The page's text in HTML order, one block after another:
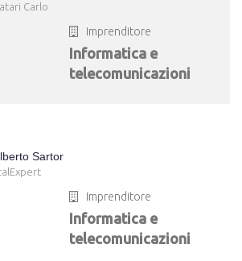
Carlo
Imprenditore
Informatica e
telecomunicazioni
Sartor
Imprenditore
Informatica e
telecomunicazioni